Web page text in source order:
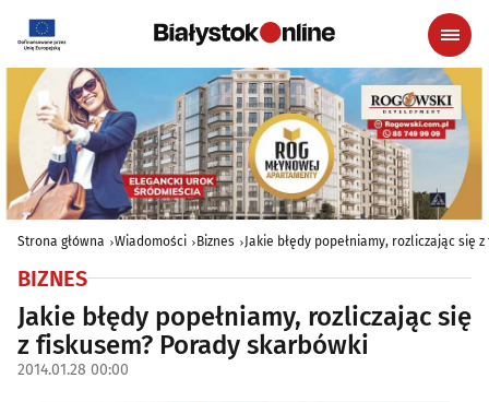
Strona główna Wiadomości Biznes Jakie błędy popełniamy, rozliczając się
BIZNES
Jakie błędy popełniamy, rozliczając się
z fiskusem? Porady skarbówki
2014.01.28 00:00